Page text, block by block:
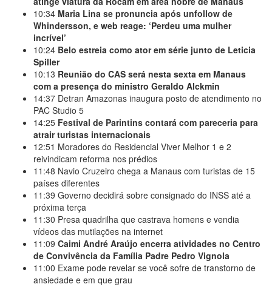
10:34 Maria Lina se pronuncia após unfollow de
Whindersson, e web reage: ‘Perdeu uma mulher
incrível’
10:24 Belo estreia como ator em série junto de Leticia
Spiller
10:13 Reunião do CAS será nesta sexta em Manaus
com a presença do ministro Geraldo Alckmin
14:37 Detran Amazonas inaugura posto de atendimento no
PAC Studio 5
14:25 Festival de Parintins contará com pareceria para
atrair turistas internacionais
12:51 Moradores do Residencial Viver Melhor 1 e 2
reivindicam reforma nos prédios
11:48 Navio Cruzeiro chega a Manaus com turistas de 15
países diferentes
11:39 Governo decidirá sobre consignado do INSS até a
próxima terça
11:30 Presa quadrilha que castrava homens e vendia
vídeos das mutilações na internet
11:09 Caimi André Araújo encerra atividades no Centro
de Convivência da Família Padre Pedro Vignola
11:00 Exame pode revelar se você sofre de transtorno de
ansiedade e em que grau